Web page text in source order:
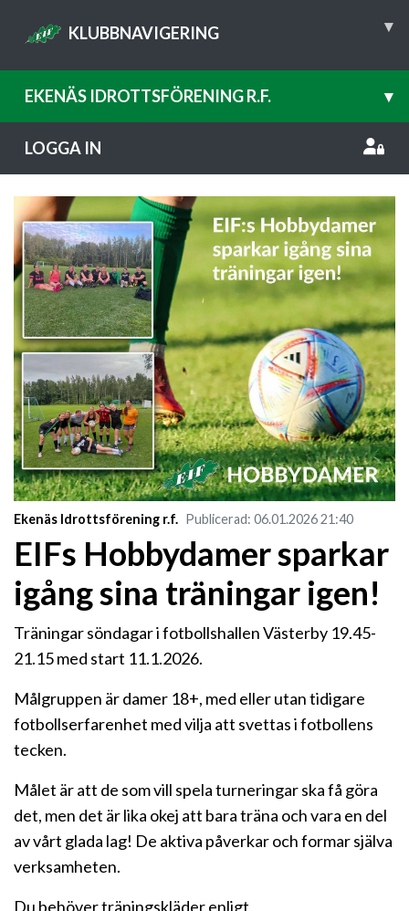
KLUBBNAVIGERING ▾
EKENÄS IDROTTSFÖRENING R.F. ▾
LOGGA IN
Ekenäs Idrottsförening r.f. Publicerad: 06.01.202621:40
EIFs Hobbydamer sparkar
igång sina träningar igen!
Träningar söndagar i fotbollshallen Västerby 19.45-
21.15 med start 11.1.2026.
Målgruppen är damer 18+, med eller utan tidigare
fotbollserfarenhet med vilja att svettas i fotbollens
tecken.
Målet är att de som vill spela turneringar ska få göra
det, men det är lika okej att bara träna och vara en del
av vårt glada lag! De aktiva påverkar och formar själva
verksamheten.
Du behöver träningskläder enligt